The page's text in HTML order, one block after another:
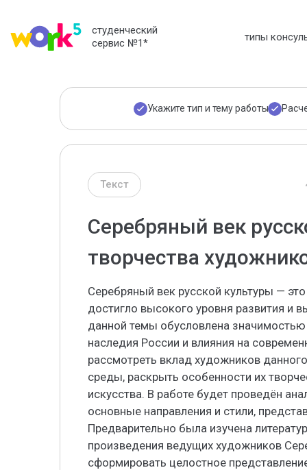
студенческий
сервис №1* типы
Укажите тип и тему работы
Текст
Серебряный век
творчества
Серебряный век русской культуры —
достигло высокого уровня развития и
данной темы обусловлена значимостью
наследия России и влияния на
рассмотреть вклад художников
среды, раскрыть особенности их
искусства. В работе будет проведён
основные направления и стили,
Предварительно была изучена
произведения ведущих художников
сформировать целостное